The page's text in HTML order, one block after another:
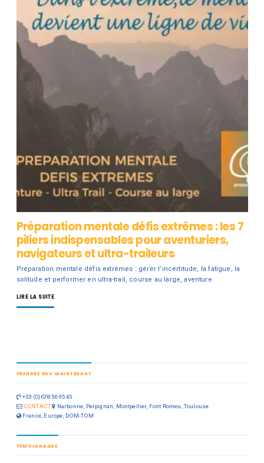
Préparation mentale défis extrêmes : les 7
piliers indispensables pour aventuriers,
navigateurs et ultra-traileurs
Préparation mentale défis extrêmes : gérer l’incertitude, la fatigue, la
solitude et performer en ultra-trail, course au large, aventure
LIRE LA SUITE
PRENDRE RDV MAINTENANT
+33 (0)678 56 95 45
CONTACT
Narbonne, Perpignan, Montpellier, Font Romeu, Toulouse
France, Europe, DOM-TOM
TEMOIGNAGES